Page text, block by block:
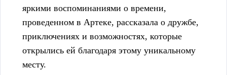
яркими воспоминаниями о времени,
проведенном в Артеке, рассказала о дружбе,
приключениях и возможностях, которые
открылись ей благодаря этому уникальному
месту.